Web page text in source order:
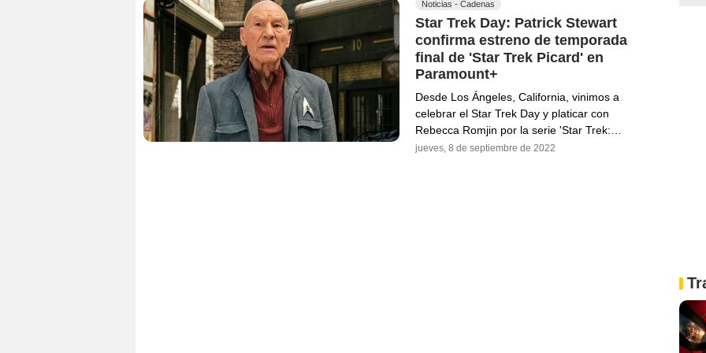
Noticias - Cadenas
Star Trek Day: Patrick Stewart
confirma estreno de temporada
final de 'Star Trek Picard' en
Paramount+
Desde Los Ángeles, California, vinimos a
celebrar el Star Trek Day y platicar con
Rebecca Romjin por la serie 'Star Trek:…
jueves, 8 de septiembre de 2022